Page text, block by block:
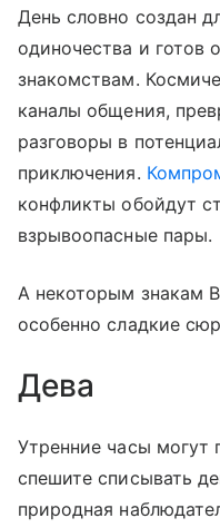
День словно создан
одиночества и готов
знакомствам.
каналы общения,
разговоры в
приключения.
конфликты обойдут
взрывоопасные пары.
А некоторым знакам
особенно сладкие
Дева
Утренние часы могут
спешите списывать
природная